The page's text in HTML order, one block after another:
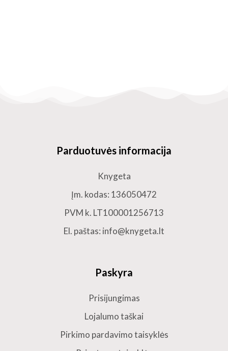
Paskyra
Prisijungimas
Lojalumo taškai
Pirkimo pardavimo taisyklės
Parduotuvės informacija
Knygeta
Įm. kodas: 136050472
PVM k. LT100001256713
El. paštas: info@knygeta.lt